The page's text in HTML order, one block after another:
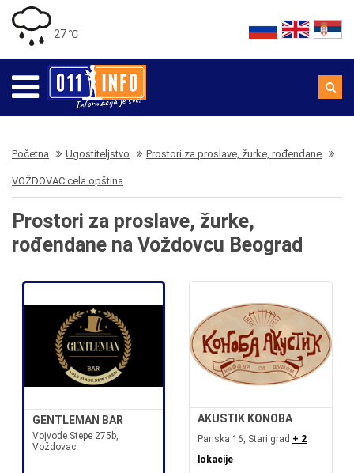
27 ℃
Početna Ugostiteljstvo Prostori za proslave, žurke, rođendane
VOŽDOVAC cela opština
Prostori za proslave, žurke,
rođendane na Voždovcu Beograd
GENTLEMAN BAR
Vojvode Stepe 275b,
Voždovac
AKUSTIK KONOBA
Pariska 16, Stari grad + 2
lokacije